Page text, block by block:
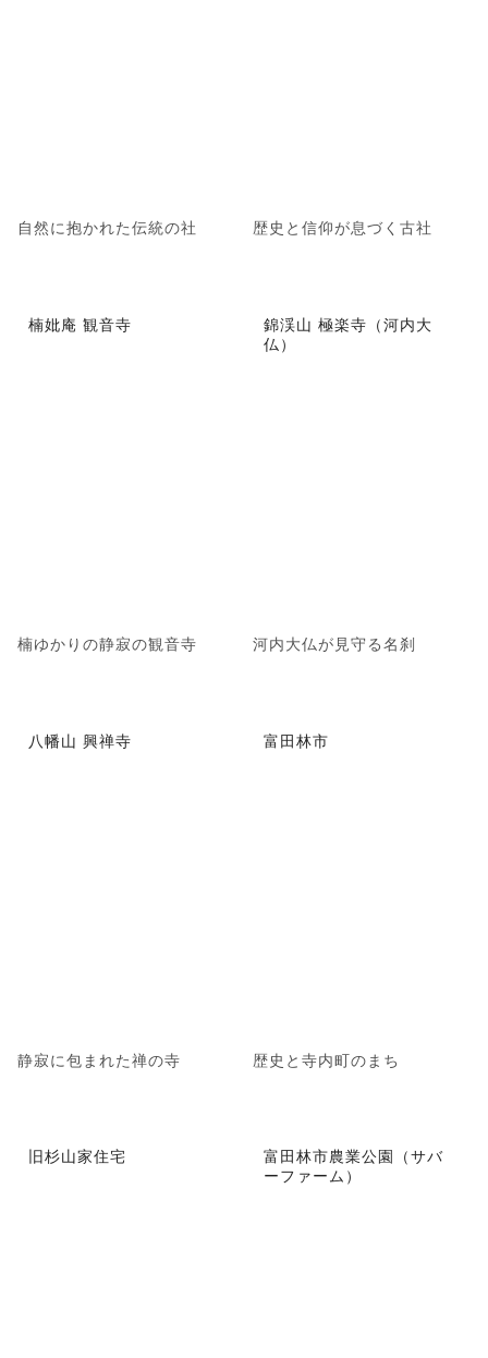
自然に抱かれた伝統の社 歴史と信仰が息づく古社
楠妣庵 観音寺
楠ゆかりの静寂の観音寺
錦渓山 極楽寺（河内大
仏）
河内大仏が見守る名刹
八幡山 興禅寺
静寂に包まれた禅の寺
富田林市
歴史と寺内町のまち
旧杉山家住宅
富田林市農業公園（サバ
ーファーム）